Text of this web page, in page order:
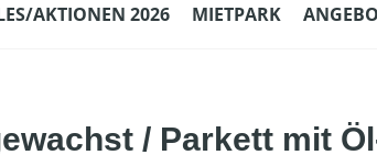
AKTIONEN 2026 MIETPARK
/ Parkett mit